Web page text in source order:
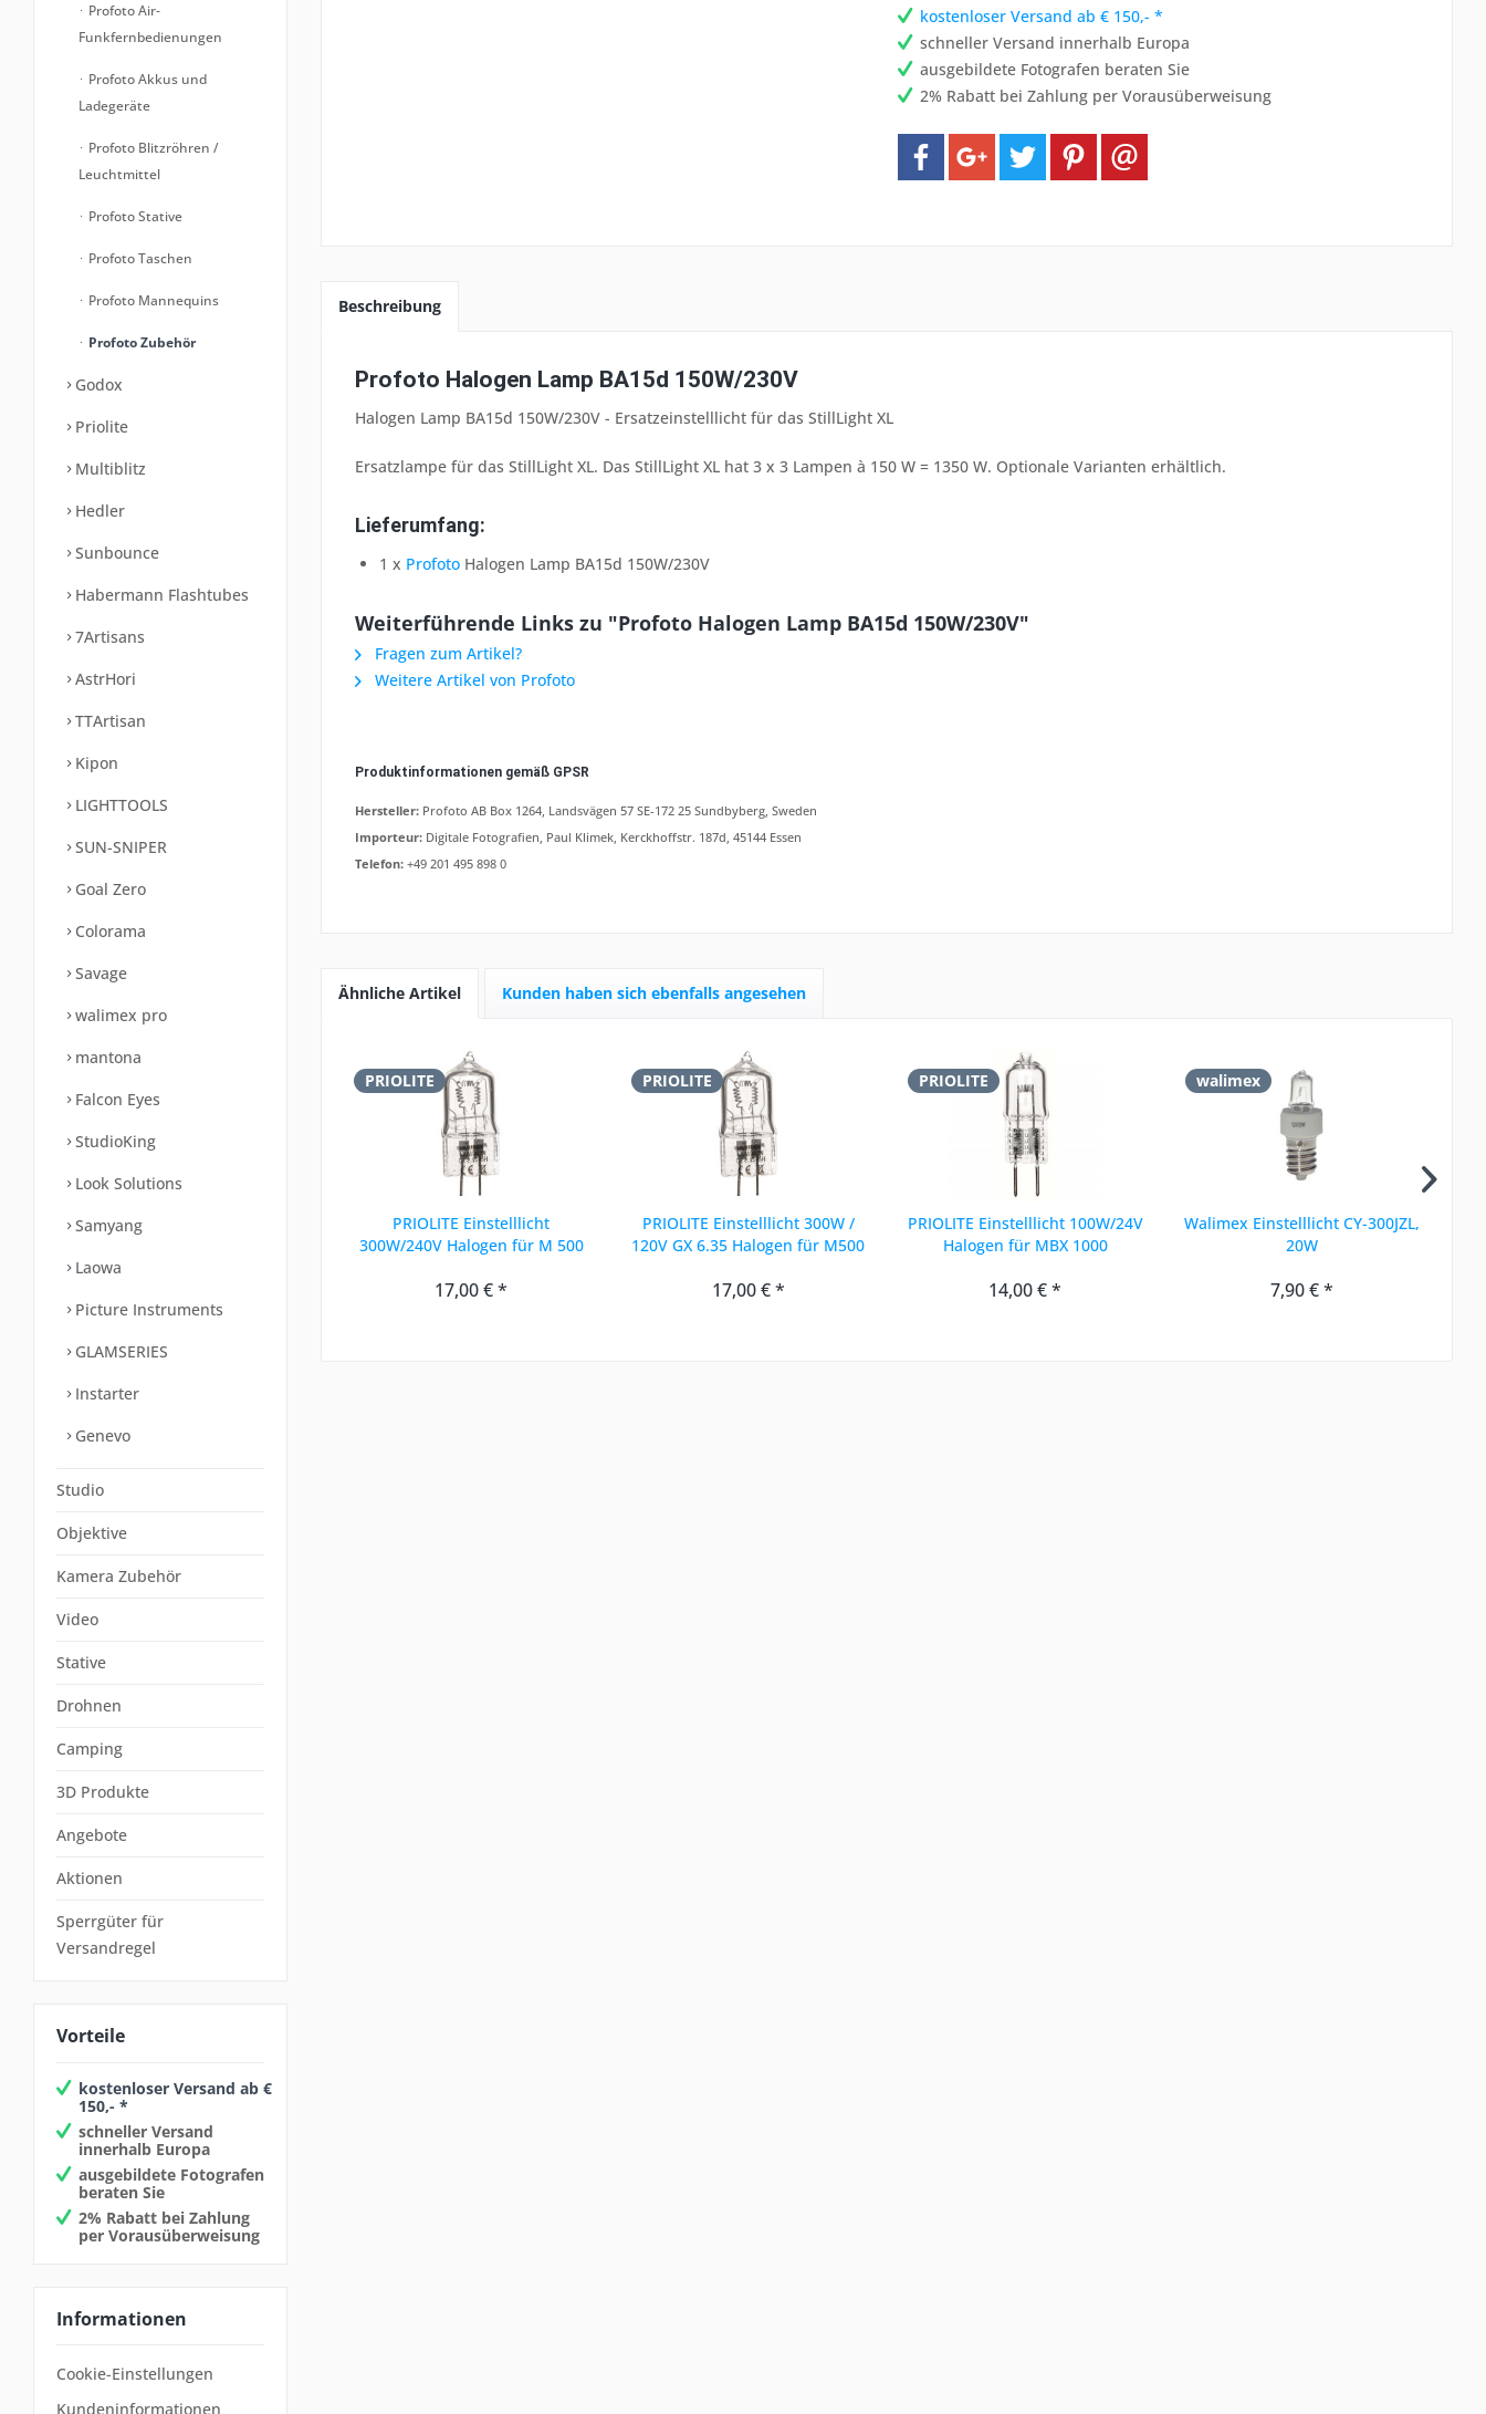
Profoto Air-
Funkfernbedienungen
Profoto Akkus und
Ladegeräte
Profoto Blitzröhren /
Leuchtmittel
Profoto Stative
Profoto Taschen
Profoto Mannequins
Profoto Zubehör
Godox
Priolite
Multiblitz
Hedler
Sunbounce
Habermann Flashtubes
7Artisans
AstrHori
TTArtisan
Kipon
LIGHTTOOLS
SUN-SNIPER
Goal Zero
Colorama
Savage
walimex pro
mantona
Falcon Eyes
StudioKing
Look Solutions
Samyang
Laowa
Picture Instruments
GLAMSERIES
Instarter
Genevo
Studio
Objektive
Kamera Zubehör
Video
Stative
Drohnen
Camping
3D Produkte
Angebote
Aktionen
Sperrgüter für
Versandregel
Vorteile
kostenloser Versand ab €
150,- *
schneller Versand
innerhalb Europa
ausgebildete Fotografen
beraten Sie
2% Rabatt bei Zahlung
per Vorausüberweisung
Informationen
Cookie-Einstellungen
Kundeninformationen
kostenloser Versand ab € 150,- *
schneller Versand innerhalb Europa
ausgebildete Fotografen beraten Sie
2% Rabatt bei Zahlung per Vorausüberweisung
Beschreibung
Profoto Halogen Lamp BA15d 150W/230V
Halogen Lamp BA15d 150W/230V - Ersatzeinstelllicht für das StillLight XL
Ersatzlampe für das StillLight XL. Das StillLight XL hat 3 x 3 Lampen à 150 W = 1350 W. Optionale Varianten erhältlich.
Lieferumfang:
1 x Profoto Halogen Lamp BA15d 150W/230V
Weiterführende Links zu "Profoto Halogen Lamp BA15d 150W/230V"
Fragen zum Artikel?
Weitere Artikel von Profoto
Produktinformationen gemäß GPSR
Hersteller: Profoto AB Box 1264, Landsvägen 57 SE-172 25 Sundbyberg, Sweden
Importeur: Digitale Fotografien, Paul Klimek, Kerckhoffstr. 187d, 45144 Essen
Telefon: +49 201 495 898 0
Ähnliche Artikel Kunden haben sich ebenfalls angesehen
PRIOLITE
PRIOLITE Einstelllicht
300W/240V Halogen für M 500
17,00 € *
PRIOLITE
PRIOLITE Einstelllicht 300W /
120V GX 6.35 Halogen für M500
17,00 € *
PRIOLITE
PRIOLITE Einstelllicht 100W/24V
Halogen für MBX 1000
14,00 € *
walimex
Walimex Einstelllicht CY-300JZL,
20W
7,90 € *